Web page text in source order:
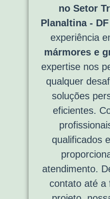
no Setor
Planaltina - DF
experiência
mármores e
expertise nos
qualquer
soluções
eficientes.
qualificados
atendimento.
contato até a